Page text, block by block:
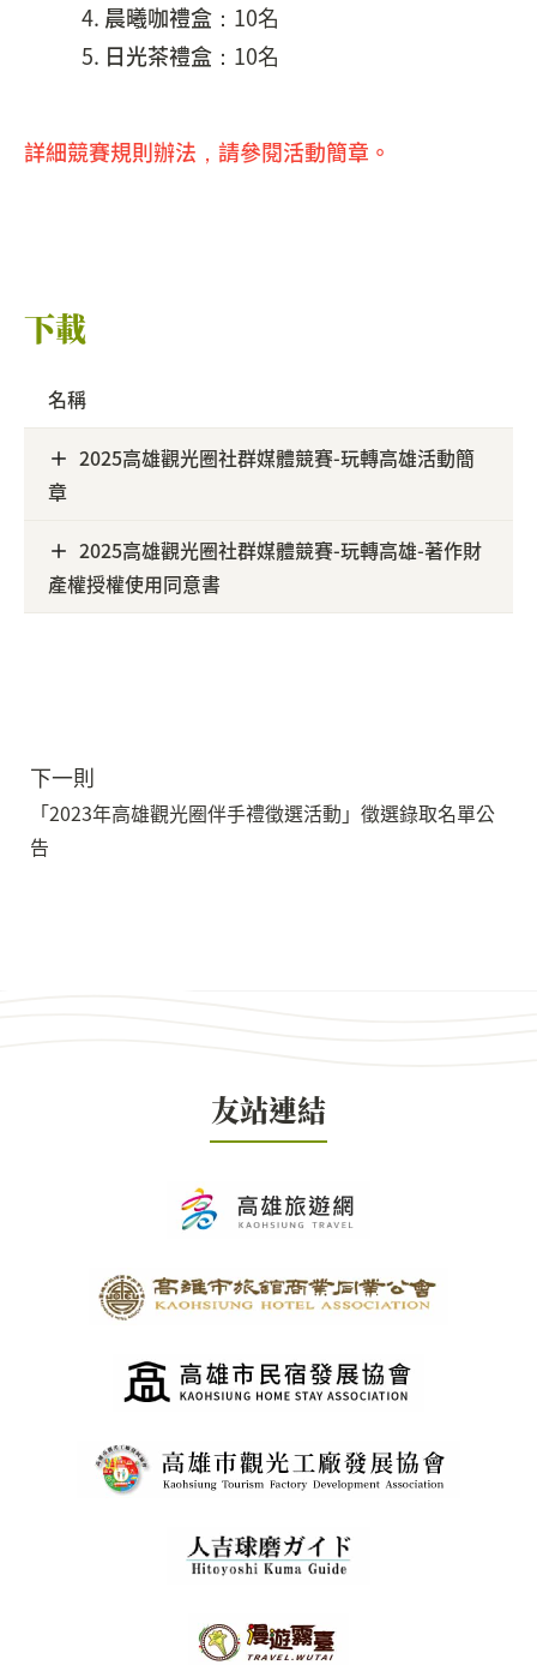
晨曦咖禮盒 ：10名
日光茶禮盒 ：10名
詳細競賽規則辦法，請參閱活動簡章。
下載
名稱
2025高雄觀光圈社群媒體競賽-玩轉高雄活動簡
章
2025高雄觀光圈社群媒體競賽-玩轉高雄-著作財
產權授權使用同意書
下一則
「2023年高雄觀光圈伴手禮徵選活動」徵選錄取名單公
告
友站連結